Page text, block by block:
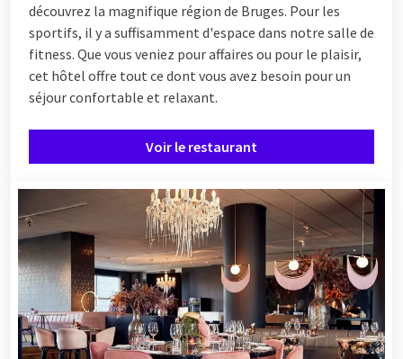
découvrez la magnifique région de Bruges. Pour les
sportifs, il y a suffisamment d'espace dans notre salle de
fitness. Que vous veniez pour affaires ou pour le plaisir,
cet hôtel offre tout ce dont vous avez besoin pour un
séjour confortable et relaxant.
Voir le restaurant